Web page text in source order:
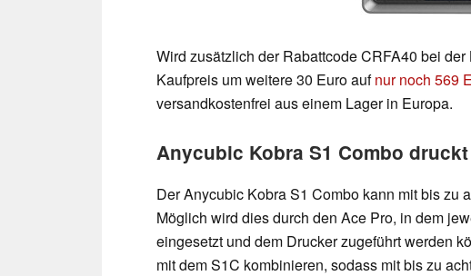
Wird zusätzlich der Rabattcode CRFA40 bei
Kaufpreis um weitere 30 Euro aufnur noch 569
versandkostenfrei aus einem Lager in Europa.
Anycubic Kobra S1 Combo
Der Anycubic Kobra S1 Combo kann mit bis zu
Möglich wird dies durch den Ace Pro, in dem
eingesetzt und dem Drucker zugeführt werden
mit dem S1C kombinieren, sodass mit bis zu